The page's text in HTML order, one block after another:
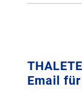
Email